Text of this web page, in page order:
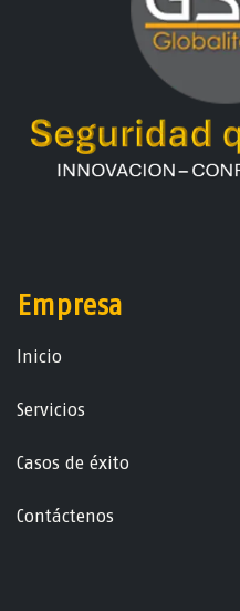
Empresa
Ini​ci​o
Servicios
Casos de éxito
Contáctenos